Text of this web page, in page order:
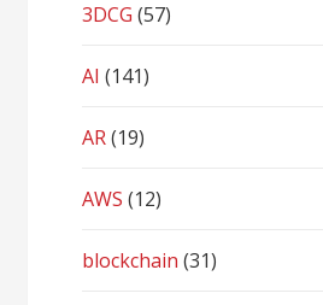
3DCG (57)
AI (141)
AR(19)
AWS (12)
blockchain (31)